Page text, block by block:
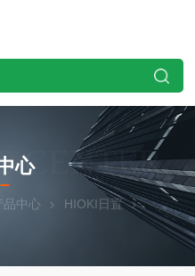
CENTER
心
品中心 HIOKI日置